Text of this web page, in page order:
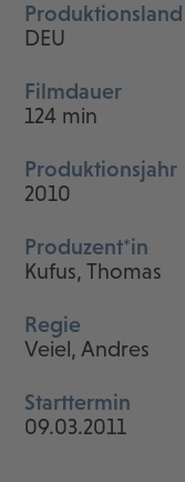
Produktionsland
DEU
Filmdauer
124 min
Produktionsjahr
2010
Produzent*in
Kufus, Thomas
Regie
Veiel, Andres
Starttermin
09.03.2011